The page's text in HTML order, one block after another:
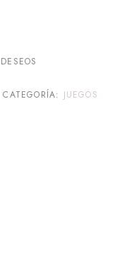
CATEGORÍA: JUEGOS